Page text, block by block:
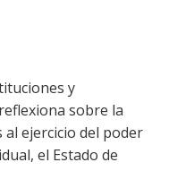
y
sobre la
ejercicio del poder
el Estado de